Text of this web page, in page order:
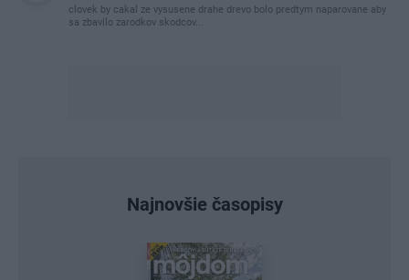
clovek by cakal ze vysusene drahe drevo bolo predtym naparovane aby
sa zbavilo zarodkov skodcov...
Najnovšie časopisy